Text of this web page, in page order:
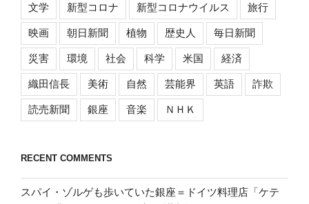
文学 新型コロナ 新型コロナウイルス 旅行
映画 朝日新聞 植物 歴史人 毎日新聞
災害 環境 社会 科学 米国 経済
織田信長 美術 自然 芸能界 英語 詐欺
読売新聞 銀座 音楽 ＮＨＫ
RECENT COMMENTS
スパイ・ゾルゲも歩いていた銀座＝ドイツ料理店「ケテ